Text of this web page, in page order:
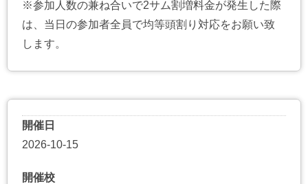
※参加人数の兼ね合いで2サム割増料金が発生した際
は、当日の参加者全員で均等頭割り対応をお願い致
します。
開催日
2026-10-15
開催校